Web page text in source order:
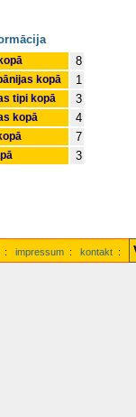
8
kopā 1
tipi kopā 3
kopā 4
7
3
: impressum : kontakt :